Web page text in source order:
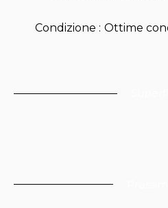
Condizione Ottime